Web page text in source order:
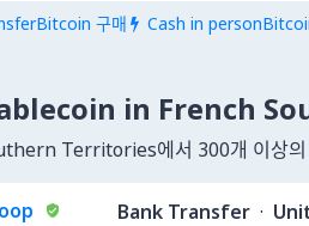
구매  Cash in
in French
Territories에서 300개 이상의
Bank Transfer ·